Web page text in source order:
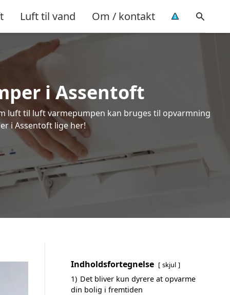
Luft til vand Om / kontakt
i Assentoft
luft til luft varmepumpen kan bruges til opvarmning
i Assentoft lige her!
Indholdsfortegnelse skjul
1) Det bliver kun dyrere at opvarme
din bolig i fremtiden